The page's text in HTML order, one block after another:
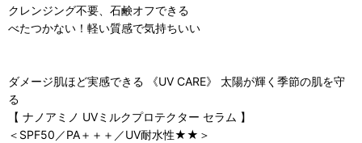
クレンジング不要、石鹸オフできる
べたつかない！軽い質感で気持ちいい
ダメージ肌ほど実感できる 《UV CARE》 太陽が輝く季節の肌を守
る
【 ナノアミノ UVミルクプロテクター セラム 】
＜SPF50／PA＋＋＋／UV耐水性★★＞